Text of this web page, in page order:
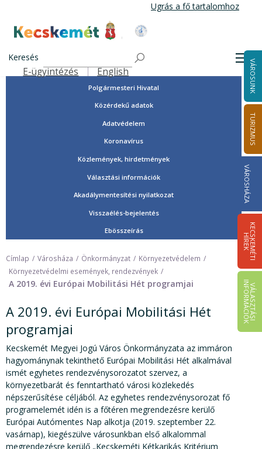
tartalomra
Ugrás a fő tartalomhoz
Kecskemét Város Honlapja
Keresés
Felső navigáció
E-ügyintézés English VÁROSUNK
TURIZMUS
VÁROSHÁZA
K
E
C
S
K
E
M
É
T
I
HÍ
R
E
K
V
Á
L
A
S
Z
T
Á
S
I
IN
F
O
R
M
Á
C
I
Ó
K
Tisztségviselők, képviselők
Országgyűlési képviselők
Önkormányzat
Polgármesteri Hivatal
Közérdekű adatok
Adatvédelem
Koronavírus
Közlemények, hirdetmények
Választási információk
Akadálymentesítési nyilatkozat
Visszaélés-bejelentés
Ebösszeírás
Címlap Városháza Önkormányzat
Környezetvédelem
Környezetvédelmi események, rendezvények
A 2019. évi Európai Mobilitási Hét programjai
A 2019. évi Európai Mobilitási Hét
programjai
Kecskemét Megyei Jogú Város Önkormányzata az immáron
hagyománynak tekinthető Európai Mobilitási Hét alkalmával
ismét egyhetes rendezvénysorozatot szervez, a
környezetbarát és fenntartható városi közlekedés
népszerűsítése céljából. Az egyhetes rendezvénysorozat fő
programelemét idén is a főtéren megrendezésre kerülő
Európai Autómentes Nap alkotja (2019. szeptember 22.
vasárnap), kiegészülve városunkban első alkalommal
megrendezésre kerülő „Kecskeméti Kétkarikás Kritérium